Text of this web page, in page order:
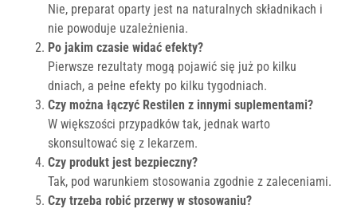
Nie, preparat oparty jest na naturalnych składnikach i
nie powoduje uzależnienia.
Po jakim czasie widać efekty?
Pierwsze rezultaty mogą pojawić się już po kilku
dniach, a pełne efekty po kilku tygodniach.
Czy można łączyć Restilen z innymi suplementami?
W większości przypadków tak, jednak warto
skonsultować się z lekarzem.
Czy produkt jest bezpieczny?
Tak, pod warunkiem stosowania zgodnie z zaleceniami.
Czy trzeba robić przerwy w stosowaniu?